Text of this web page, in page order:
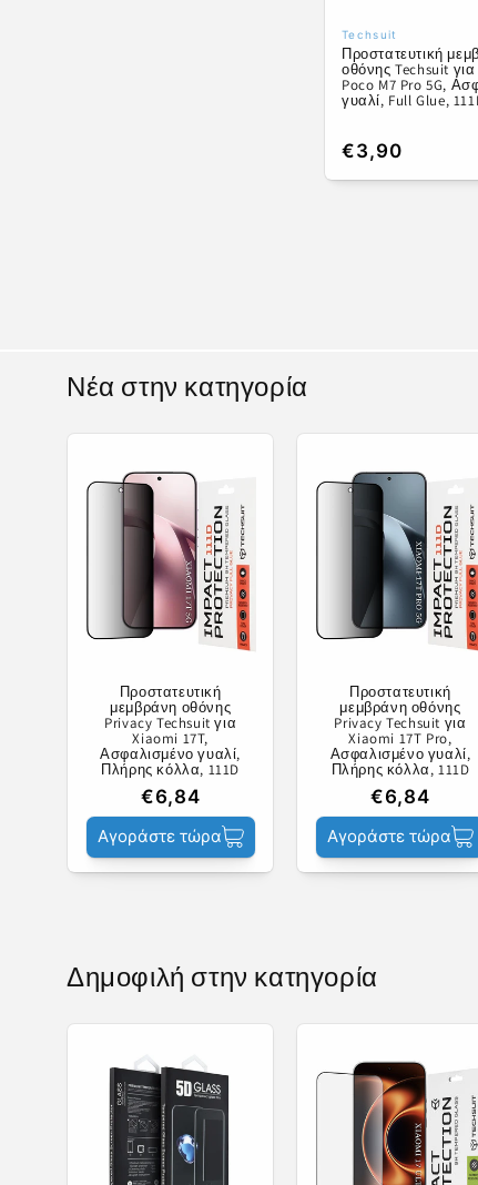
Προμηθευτής:
Techsuit
Προστατευτική
οθόνης Techsuit
Poco M7 Pro 5G,
γυαλί, Full Glue,
Κανονική
τιμή
€3,90
Νέα στην κατηγορία
Προστατευτική
μεμβράνη οθόνης
Privacy Techsuit για
Xiaomi 17T,
Ασφαλισμένο γυαλί,
Πλήρης κόλλα, 111D
€6,84
Αγοράστε τώρα
Προστατευτική
μεμβράνη οθόνης
Privacy Techsuit για
Xiaomi 17T Pro,
Ασφαλισμένο γυαλί,
Πλήρης κόλλα, 111D
€6,84
Αγοράστε τώρα
Δημοφιλή στην κατηγορία